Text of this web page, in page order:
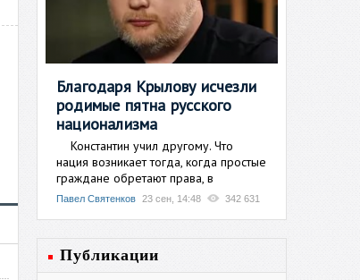
Благодаря Крылову исчезли
родимые пятна русского
национализма
Константин учил другому. Что
нация возникает тогда, когда простые
граждане обретают права, в
Павел Святенков 23 сен, 14:48 342 631
Публикации